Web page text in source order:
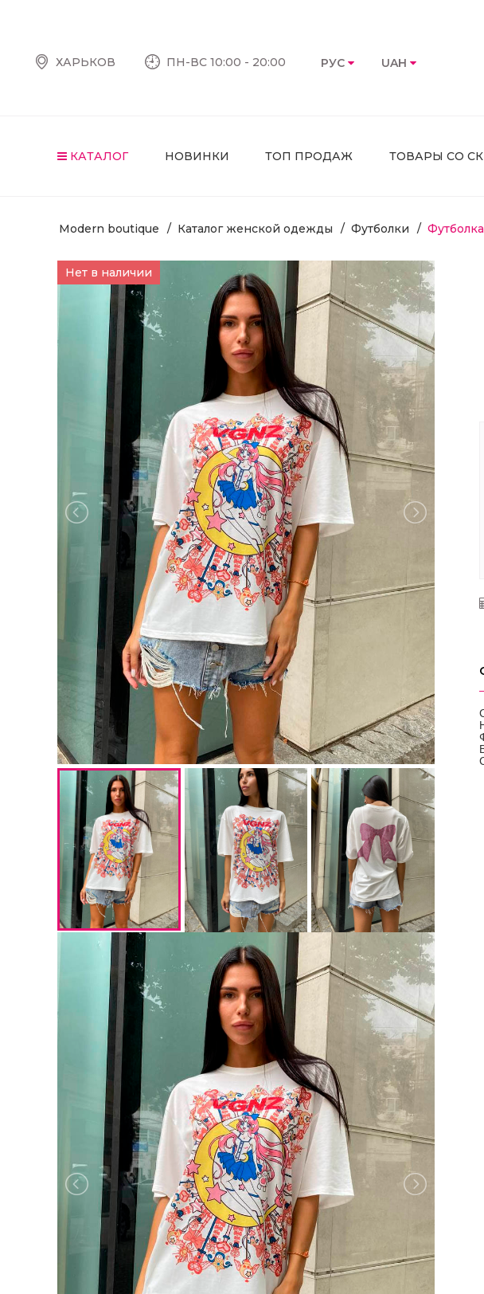
ХАРЬКОВ ПН-ВС 10:00 - 20:00 РУС UAH
КАТАЛОГ НОВИНКИ ТОП ПРОДАЖ ТОВАРЫ СО
Modern boutique Каталог женской одежды Футболки
Нет в наличии